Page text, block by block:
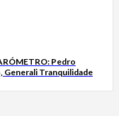
Pedro
Generali Tranquilidade